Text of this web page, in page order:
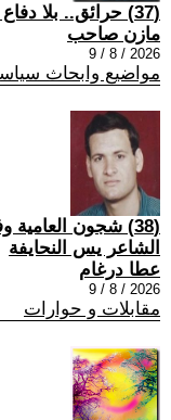
(37) حرائق.. بلا دفاع مدني!!
مازن صاحب
2026 / 8 / 9
مواضيع وابحاث
(38) شجون
الشاعر يس النحايفة
عطا درغام
2026 / 8 / 9
مقابلات و حوارات